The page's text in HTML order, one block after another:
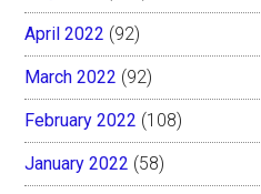
April 2022 (92)
March 2022 (92)
February 2022 (108)
January 2022 (58)